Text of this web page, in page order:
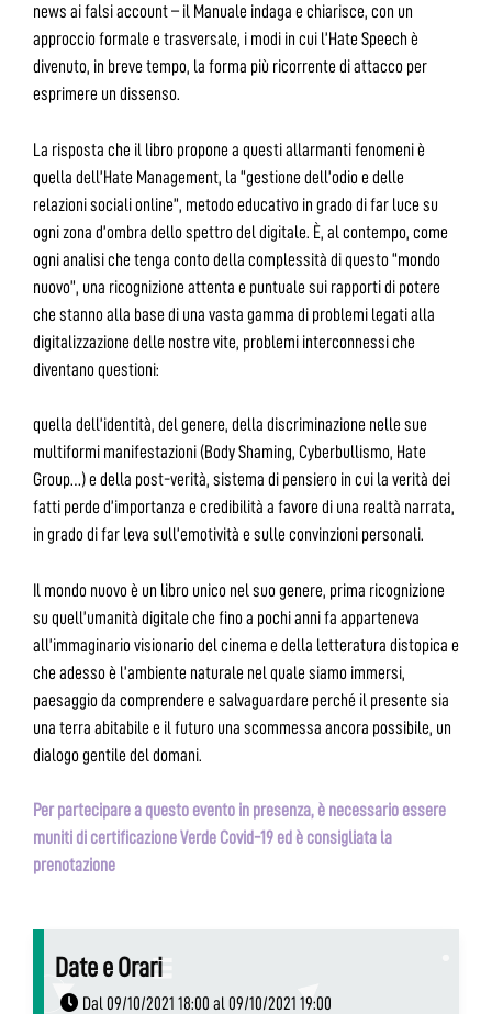
news ai falsi account – il Manuale indaga e chiarisce, con un
approccio formale e trasversale, i modi in cui l’Hate Speech è
divenuto, in breve tempo, la forma più ricorrente di attacco per
esprimere un dissenso.
La risposta che il libro propone a questi allarmanti fenomeni è
quella dell’Hate Management, la “gestione dell’odio e delle
relazioni sociali online”, metodo educativo in grado di far luce su
ogni zona d’ombra dello spettro del digitale. È, al contempo, come
ogni analisi che tenga conto della complessità di questo “mondo
nuovo”, una ricognizione attenta e puntuale sui rapporti di potere
che stanno alla base di una vasta gamma di problemi legati alla
digitalizzazione delle nostre vite, problemi interconnessi che
diventano questioni:
quella dell’identità, del genere, della discriminazione nelle sue
multiformi manifestazioni (Body Shaming, Cyberbullismo, Hate
Group…) e della post-verità, sistema di pensiero in cui la verità dei
fatti perde d’importanza e credibilità a favore di una realtà narrata,
in grado di far leva sull’emotività e sulle convinzioni personali.
Il mondo nuovo è un libro unico nel suo genere, prima ricognizione
su quell’umanità digitale che fino a pochi anni fa apparteneva
all’immaginario visionario del cinema e della letteratura distopica e
che adesso è l’ambiente naturale nel quale siamo immersi,
paesaggio da comprendere e salvaguardare perché il presente sia
una terra abitabile e il futuro una scommessa ancora possibile, un
dialogo gentile del domani.
Per partecipare a questo evento in presenza, è necessario essere
muniti di certificazione Verde Covid-19 ed è consigliata la
prenotazione
Date e Orari
Dal 09/10/2021 18:00 al 09/10/2021 19:00